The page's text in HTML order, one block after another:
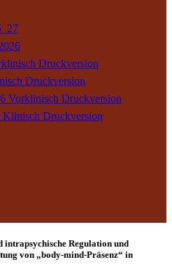
Druckversion
Druckversion
Vorklinisch Druckversion
Klinisch Druckversion
intrapsychische Regulation und
von „body-mind-Präsenz“ in